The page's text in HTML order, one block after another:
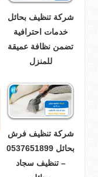
شركة تنظيف بحائل
خدمات احترافية
تضمن نظافة عميقة
للمنزل
شركة تنظيف فرش
بحائل 0537651899
– تنظيف سجاد